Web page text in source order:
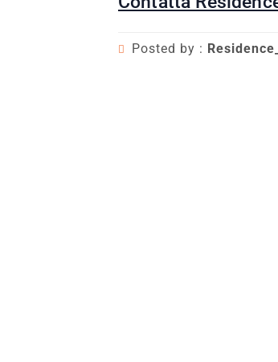
Posted by :